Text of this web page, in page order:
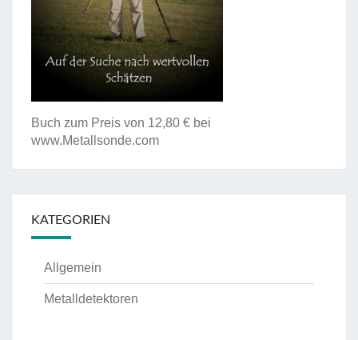
Buch zum Preis von 12,80 € bei
www.Metallsonde.com
KATEGORIEN
Allgemein
Metalldetektoren